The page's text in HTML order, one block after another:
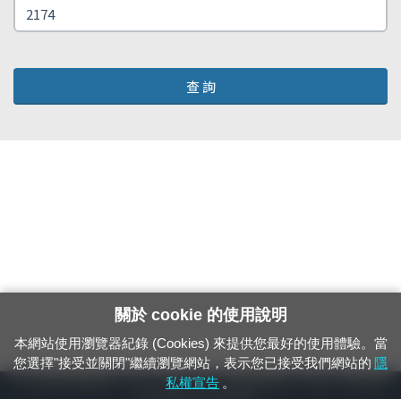
查 詢
24小時緊急通報電話：1933（市話、手機，僅限發現軌道、平交道、橋樑及隧
關於 cookie 的使用說明
本網站使用瀏覽器紀錄 (Cookies) 來提供您最好的使用體驗。當
您選擇"接受並關閉"繼續瀏覽網站，表示您已接受我們網站的 隱
私權宣告 。